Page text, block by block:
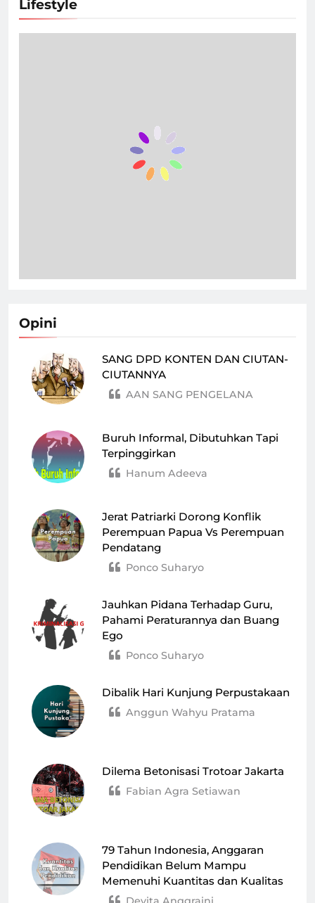
Lifestyle
Opini
SANG DPD KONTEN DAN CIUTAN-
CIUTANNYA
AAN SANG PENGELANA
Buruh Informal, Dibutuhkan Tapi
Terpinggirkan
Hanum Adeeva
Jerat Patriarki Dorong Konflik
Perempuan Papua Vs Perempuan
Pendatang
Ponco Suharyo
Jauhkan Pidana Terhadap Guru,
Pahami Peraturannya dan Buang
Ego
Ponco Suharyo
Dibalik Hari Kunjung Perpustakaan
Anggun Wahyu Pratama
Dilema Betonisasi Trotoar Jakarta
Fabian Agra Setiawan
79 Tahun Indonesia, Anggaran
Pendidikan Belum Mampu
Memenuhi Kuantitas dan Kualitas